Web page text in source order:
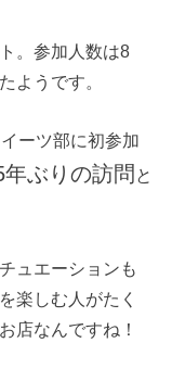
。参加人数は8
ようです。
ーツ部に初参加
年ぶりの訪問 と
ュエーションも
楽しむ人がたく
店なんですね！